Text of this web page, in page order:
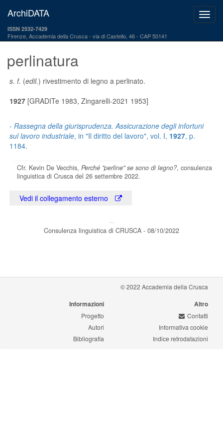
ArchiDATA
ISSN 2532-7429
Firenze, Accademia della Crusca via di Castello, 46 - CAP 50141
perlinatura
s. f. (edil.) rivestimento di legno a perlinato.
1927[GRADITe 1983, Zingarelli-2021 1953]
- Rassegna della giurisprudenza. Assicurazione degli infortuni
sul lavoro industriale, in "Il diritto del lavoro", vol. I, 1927, p.
1184.
Cfr. Kevin De Vecchis, Perché "perline" se sono di legno?, consulenza
linguistica di Crusca del 26 settembre 2022.
Vedi il collegamento esterno
---
Consulenza linguistica di CRUSCA - 08/10/2022
© 2022 Accademia della Crusca
Informazioni
Progetto
Autori
Bibliografia
Altro
Contatti
Informativa cookie
Indice retrodatazioni